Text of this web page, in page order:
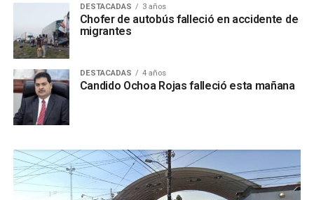
DESTACADAS 3 años
Chofer de autobús falleció en accidente de
migrantes
DESTACADAS 4 años
Candido Ochoa Rojas falleció esta mañana